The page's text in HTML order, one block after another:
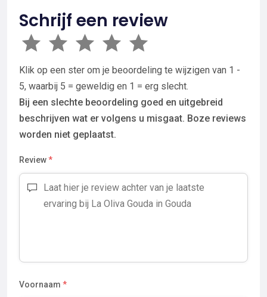
Schrijf een review
Klik op een ster om je beoordeling te wijzigen van 1 -
5, waarbij 5 = geweldig en 1 = erg slecht.
Bij een slechte beoordeling goed en uitgebreid
beschrijven wat er volgens u misgaat. Boze reviews
worden niet geplaatst.
Review*
Voornaam *